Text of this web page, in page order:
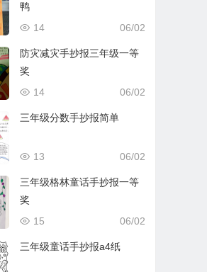
鸭
06/02
14
防灾减灾手抄报三年级一等
奖
06/02
14
三年级分数手抄报简单
06/02
13
三年级格林童话手抄报一等
奖
06/02
15
三年级童话手抄报a4纸